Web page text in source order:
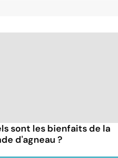
sont les bienfaits de la
d'agneau ?